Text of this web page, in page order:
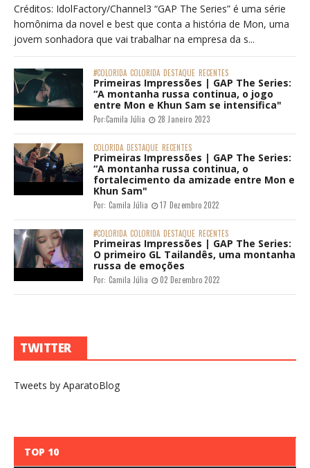
Créditos: IdolFactory/Channel3 “GAP The Series” é uma série
homônima da novel e best que conta a história de Mon, uma
jovem sonhadora que vai trabalhar na empresa da s...
#COLORIDA COLORIDA DESTAQUE RECENTES
Primeiras Impressões | GAP The Series:
“A montanha russa continua, o jogo
entre Mon e Khun Sam se intensifica"
Por:Camila Júlia 28 Janeiro 2023
COLORIDA DESTAQUE RECENTES
Primeiras Impressões | GAP The Series:
“A montanha russa continua, o
fortalecimento da amizade entre Mon e
Khun Sam"
Por: Camila Júlia 17 Dezembro 2022
#COLORIDA COLORIDA DESTAQUE RECENTES
Primeiras Impressões | GAP The Series:
O primeiro GL Tailandês, uma montanha
russa de emoções
Por: Camila Júlia 02 Dezembro 2022
TWITTER
Tweets by AparatoBlog
TOP 10